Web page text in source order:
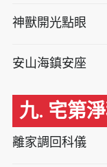
神獸開光點眼
安山海鎮安座
九. 宅第
離家調回科儀